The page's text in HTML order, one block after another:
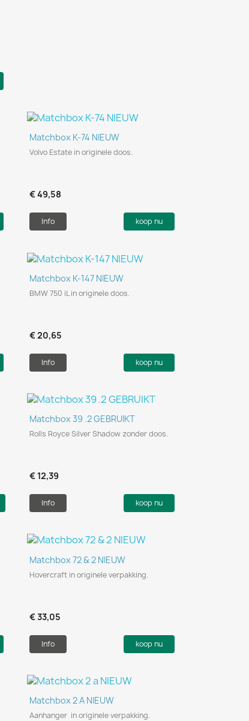
Snel bekijken
Matchbox K-74 NIEUW
Volvo Estate in originele doos.
€ 49,58
Info koop nu
Snel bekijken
Matchbox K-147 NIEUW
BMW 750 iL in originele doos.
€ 20,65
Info koop nu
Snel bekijken
Matchbox 39 .2 GEBRUIKT
Rolls Royce Silver Shadow zonder doos.
€ 12,39
Info koop nu
Snel bekijken
Matchbox 72 & 2 NIEUW
Hovercraft in originele verpakking.
€ 33,05
Info koop nu
Snel bekijken
Matchbox 2 A NIEUW
Aanhanger in originele verpakking.